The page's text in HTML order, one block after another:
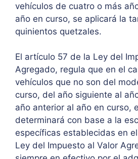
vehículos de cuatro o más
año en curso, se aplicará la
quinientos quetzales.
El artículo 57 de la Ley del
Agregado, regula que en el
vehículos que no son del
curso, del año siguiente al
año anterior al año en curso,
determinará con base a la
específicas establecidas en
Ley del Impuesto al Valor